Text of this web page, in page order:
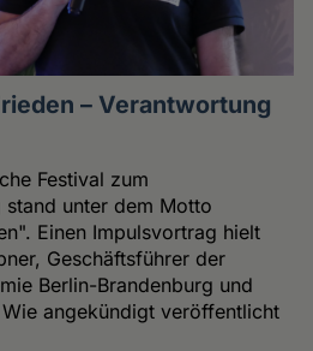
– Verantwortung
Festival zum
unter dem Motto
Einen Impulsvortrag hielt
Geschäftsführer der
Berlin-Brandenburg und
angekündigt veröffentlicht